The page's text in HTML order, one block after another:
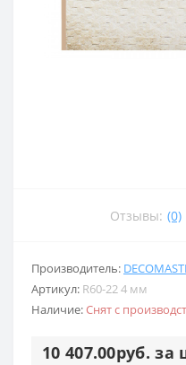
Отзывы: (0)
Производитель:
Артикул: R60-22 4 мм
Наличие:Снят с
10 407.00руб. за